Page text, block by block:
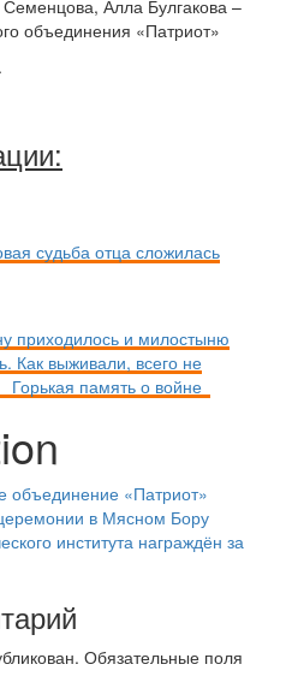
Алла Булгакова –
объединения «Патриот»
судьба отца сложилась
приходилось и милостыню
Как выживали, всего не
Горькая память о войне
объединение «Патриот»
в Мясном Бору
института награждён за
Обязательные поля